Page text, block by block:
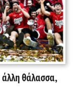
άλλη θάλασσα,